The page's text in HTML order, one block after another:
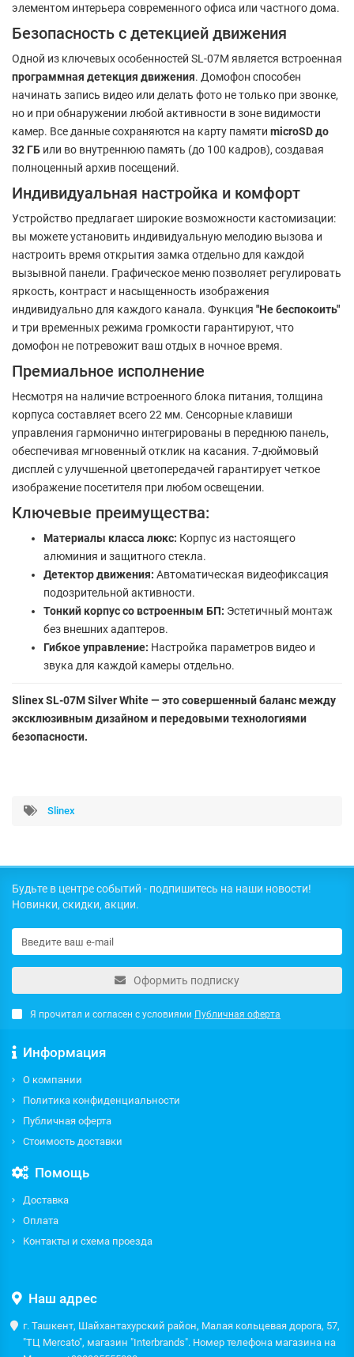
элементом интерьера современного офиса или частного дома.
Безопасность с детекцией движения
Одной из ключевых особенностей SL-07M является встроенная
программная детекция движения. Домофон способен
начинать запись видео или делать фото не только при звонке,
но и при обнаружении любой активности в зоне видимости
камер. Все данные сохраняются на карту памяти microSD до
32 ГБ или во внутреннюю память (до 100 кадров), создавая
полноценный архив посещений.
Индивидуальная настройка и комфорт
Устройство предлагает широкие возможности кастомизации:
вы можете установить индивидуальную мелодию вызова и
настроить время открытия замка отдельно для каждой
вызывной панели. Графическое меню позволяет регулировать
яркость, контраст и насыщенность изображения
индивидуально для каждого канала. Функция "Не беспокоить"
и три временных режима громкости гарантируют, что
домофон не потревожит ваш отдых в ночное время.
Премиальное исполнение
Несмотря на наличие встроенного блока питания, толщина
корпуса составляет всего 22 мм. Сенсорные клавиши
управления гармонично интегрированы в переднюю панель,
обеспечивая мгновенный отклик на касания. 7-дюймовый
дисплей с улучшенной цветопередачей гарантирует четкое
изображение посетителя при любом освещении.
Ключевые преимущества:
Материалы класса люкс: Корпус из настоящего
алюминия и защитного стекла.
Детектор движения: Автоматическая видеофиксация
подозрительной активности.
Тонкий корпус со встроенным БП: Эстетичный монтаж
без внешних адаптеров.
Гибкое управление: Настройка параметров видео и
звука для каждой камеры отдельно.
Slinex SL-07M Silver White — это совершенный баланс между
эксклюзивным дизайном и передовыми технологиями
безопасности.
Slinex
Будьте в центре событий - подпишитесь на наши новости!
Новинки, скидки, акции.
Оформить подписку
Я прочитал и согласен с условиями Публичная оферта
Информация
О компании
Политика конфиденциальности
Публичная оферта
Стоимость доставки
Помощь
Доставка
Оплата
Контакты и схема проезда
Наш адрес
г. Ташкент, Шайхантахурский район, Малая кольцевая дорога, 57,
"ТЦ Mercato", магазин "Interbrands". Номер телефона магазина на